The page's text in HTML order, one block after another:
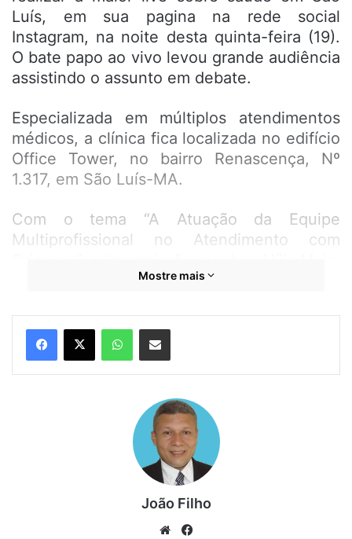
Luís, em sua pagina na rede social
Instagram, na noite desta quinta-feira (19).
O bate papo ao vivo levou grande audiência
assistindo o assunto em debate.
Especializada em múltiplos atendimentos
médicos, a clínica fica localizada no edifício
Office Tower, no bairro Renascença, Nº
1.317, em São Luís-MA.
Com o tema “A Atuação da Equipe
Multiprofissional no Atendimento com
psicóloga especializada em atendimentos a
terapeuta ocupacional, especialista em
saúde mental e psicomotricidade (adulto e
infantil); e Deisiana Mendes, fonoaudióloga,
Mostre mais
João Filho
We